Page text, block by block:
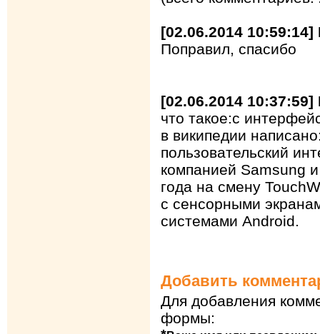
[02.06.2014
Поправил, спасибо
[02.06.2014
что такое:с
в википедии
пользовательский
компанией Samsung
года на смену
с сенсорными
системами Android.
Добавить
Для добавления
формы: